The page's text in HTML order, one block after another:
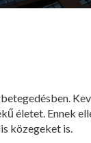
életet. Ennek
közegeket is.